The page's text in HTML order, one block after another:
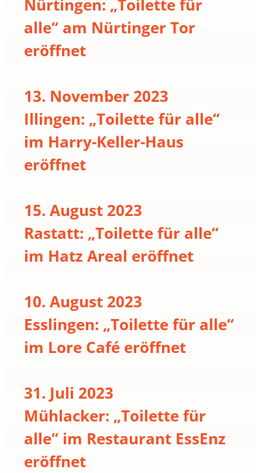
Nürtingen: „Toilette für
alle“ am Nürtinger Tor
eröffnet
13. November 2023
Illingen: „Toilette für alle“
im Harry-Keller-Haus
eröffnet
15. August 2023
Rastatt: „Toilette für alle“
im Hatz Areal eröffnet
10. August 2023
Esslingen: „Toilette für alle“
im Lore Café eröffnet
31. Juli 2023
Mühlacker: „Toilette für
alle“ im Restaurant EssEnz
eröffnet